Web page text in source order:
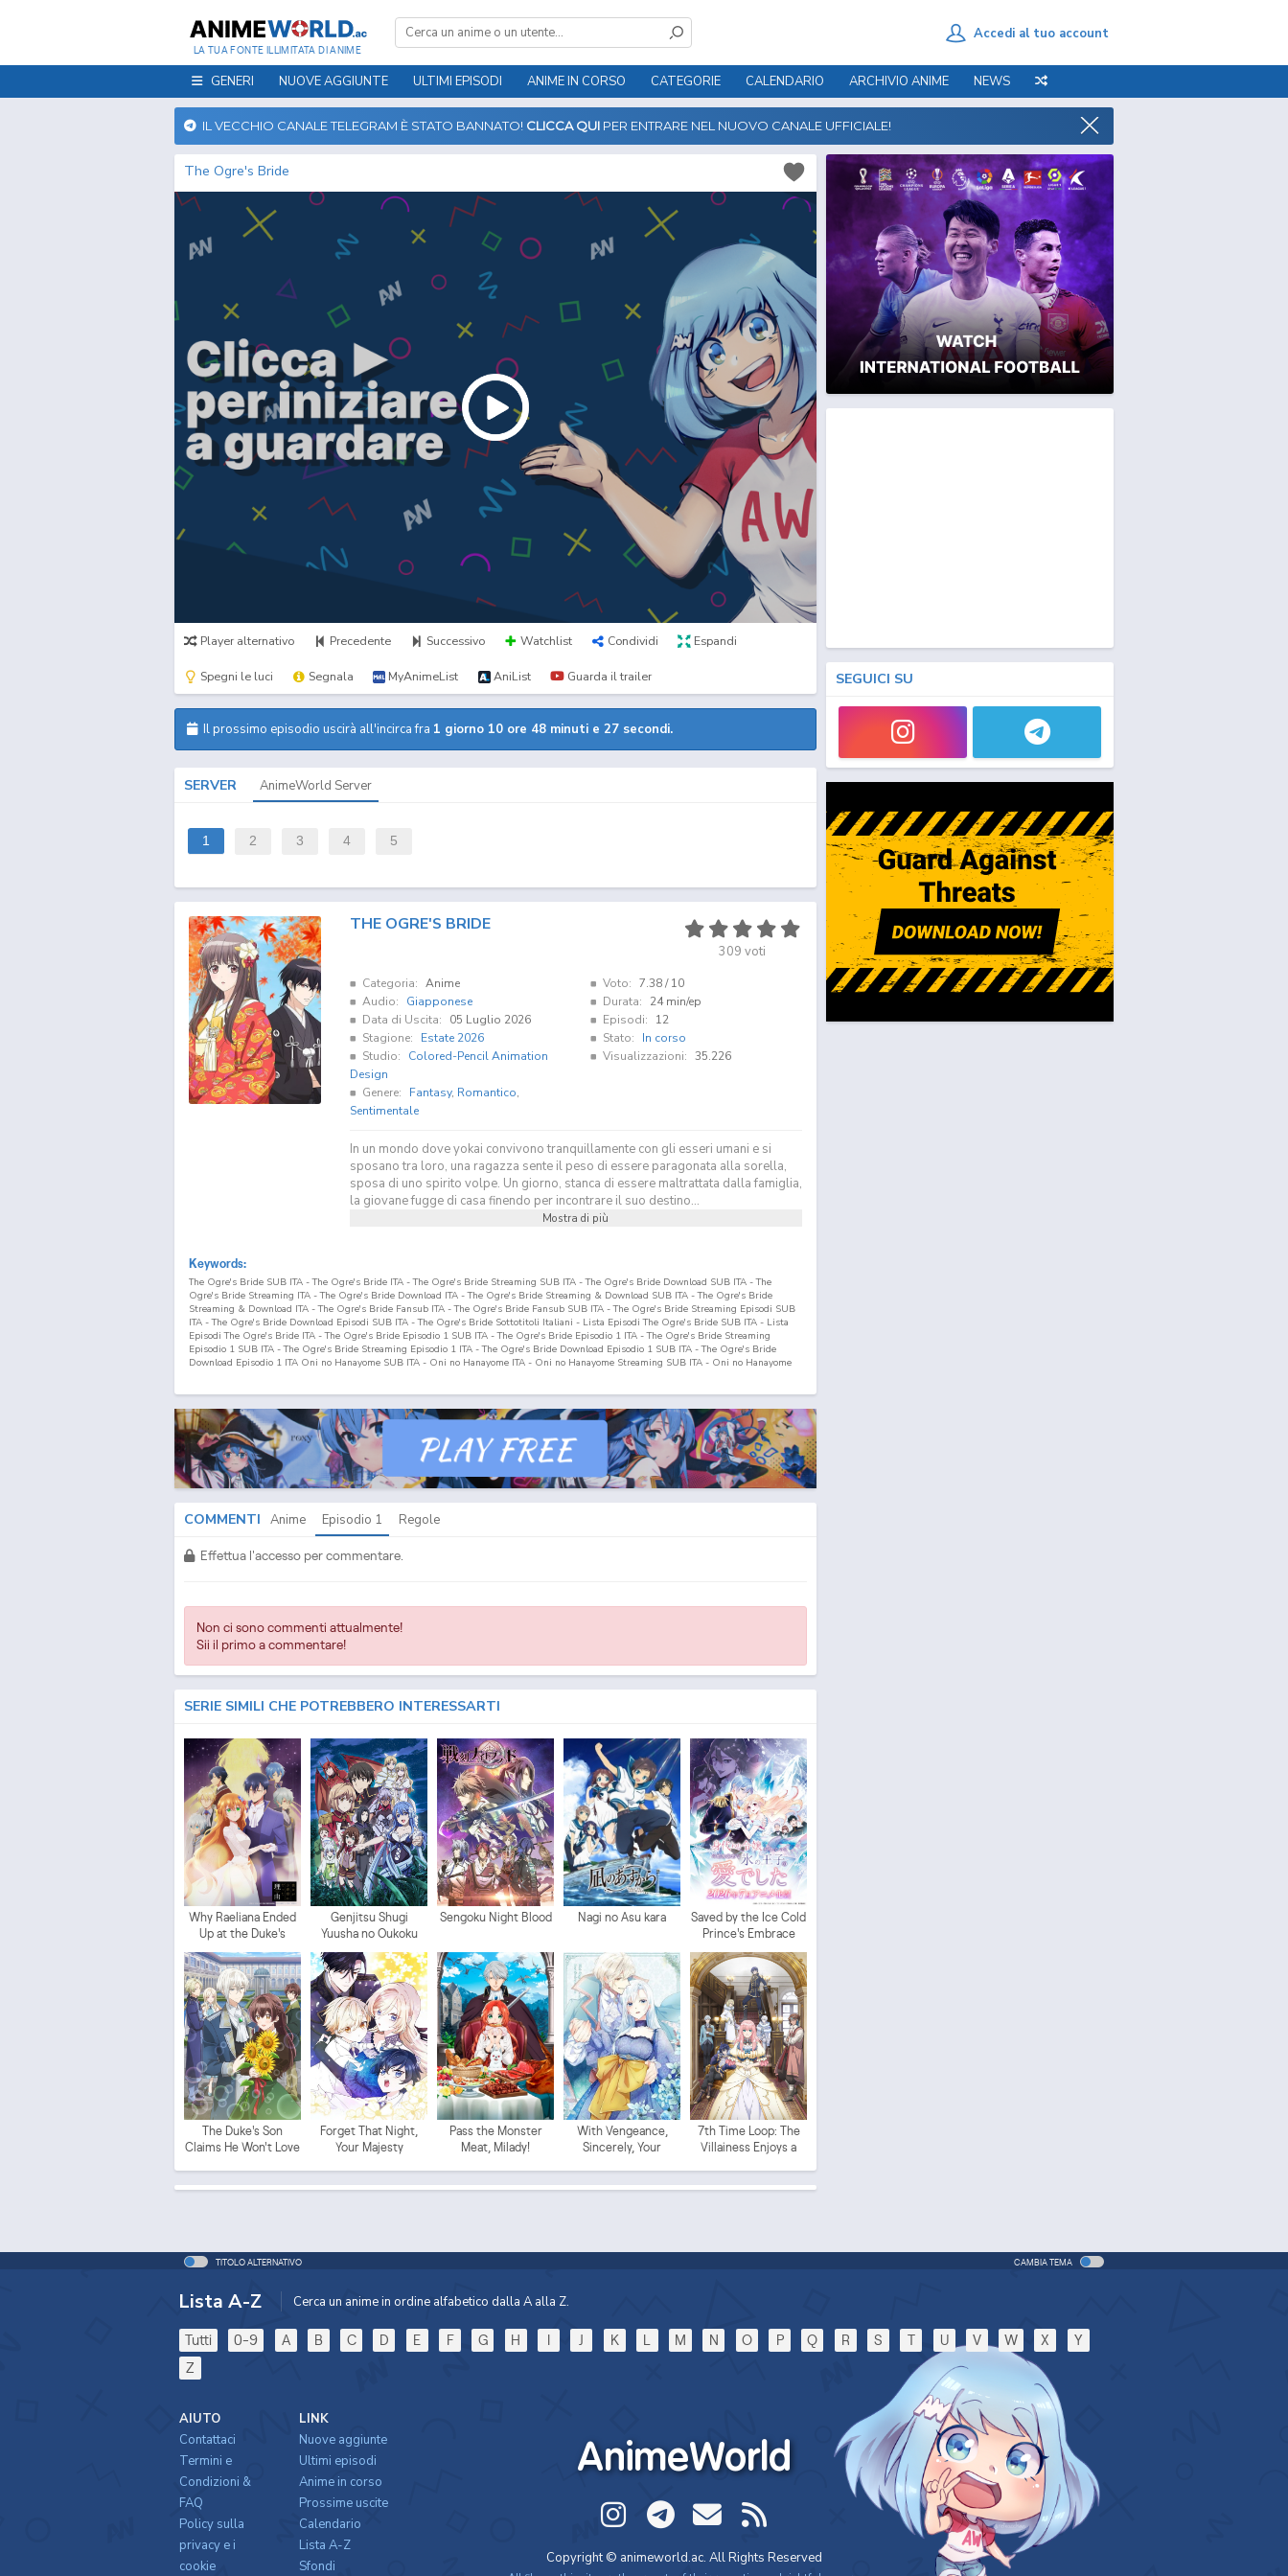
LA TUA FONTE ILLIMITATA DI ANIME
Accedi al tuo account
GENERI NUOVE AGGIUNTE ULTIMI EPISODI ANIME IN CORSO CATEGORIE CALENDARIO ARCHIVIO ANIME NEWS
IL VECCHIO CANALE TELEGRAM È STATO BANNATO! CLICCA QUI PER ENTRARE NEL NUOVO CANALE UFFICIALE!
The Ogre's Bride
Player alternativo Precedente Successivo Watchlist Condividi Espandi
Spegni le luci Segnala MyAnimeList AniList Guarda il trailer
Il prossimo episodio uscirà all'incirca fra 1 giorno 10 ore 48 minuti e 26 secondi.
SERVER AnimeWorld Server
1 2 3 4 5
THE OGRE'S BRIDE
309 voti
Categoria: Anime
Audio:
Giapponese
Data di Uscita:
05 Luglio 2026
Stagione:
Estate 2026
Studio:
Colored-Pencil Animation
Design
Genere:
Fantasy, Romantico,
Sentimentale
Voto: 7.38/ 10
Durata:
24 min/ep
Episodi:
12
Stato:
In corso
Visualizzazioni: 35.226
In un mondo dove yokai convivono tranquillamente con gli esseri umani e si
sposano tra loro, una ragazza sente il peso di essere paragonata alla sorella,
sposa di uno spirito volpe. Un giorno, stanca di essere maltrattata dalla famiglia,
la giovane fugge di casa finendo per incontrare il suo destino...
Mostra di più
Keywords:
The Ogre's Bride SUB ITA - The Ogre's Bride ITA - The Ogre's Bride Streaming SUB ITA - The Ogre's Bride Download SUB ITA - The
Ogre's Bride Streaming ITA - The Ogre's Bride Download ITA - The Ogre's Bride Streaming & Download SUB ITA - The Ogre's Bride
Streaming & Download ITA - The Ogre's Bride Fansub ITA - The Ogre's Bride Fansub SUB ITA - The Ogre's Bride Streaming Episodi SUB
ITA - The Ogre's Bride Download Episodi SUB ITA - The Ogre's Bride Sottotitoli Italiani - Lista Episodi The Ogre's Bride SUB ITA - Lista
Episodi The Ogre's Bride ITA - The Ogre's Bride Episodio 1 SUB ITA - The Ogre's Bride Episodio 1 ITA - The Ogre's Bride Streaming
Episodio 1 SUB ITA - The Ogre's Bride Streaming Episodio 1 ITA - The Ogre's Bride Download Episodio 1 SUB ITA - The Ogre's Bride
Download Episodio 1 ITA Oni no Hanayome SUB ITA - Oni no Hanayome ITA - Oni no Hanayome Streaming SUB ITA - Oni no Hanayome
Episodi Oni no Hanayome SUB ITA - Lista Episodi Oni no Hanayome ITA - Oni no Hanayome Episodio1SUB ITA - Oni no Hanayome
Episodio1ITA - Oni no Hanayome Streaming Episodio SUB ITA - Oni no Hanayome Streaming Episodio1ITA - Oni no Hanayome
Download Episodio1 SUB ITA - Oni no Hanayome Download Episodio 1ITA
COMMENTI Anime Episodio 1 Regole
Effettua l'accesso per commentare.
Non ci sono commenti attualmente!
Sii il primo a commentare!
SERIE SIMILI CHE POTREBBERO INTERESSARTI
Why Raeliana Ended
Up at the Duke's
Mansion
Genjitsu Shugi
Yuusha no Oukoku
Saikenki Part 2
Sengoku Night Blood Nagi no Asu kara
Saved by the Ice Cold
Prince's Embrace
The Duke's Son
Claims He Won't Love
Forget That Night,
Your Majesty
Pass the Monster
Meat, Milady!
With Vengeance,
Sincerely, Your
7th Time Loop: The
Villainess Enjoys a
SEGUICI SU
TITOLO ALTERNATIVO CAMBIA TEMA
Lista A-Z Cerca un anime in ordine alfabetico dalla A alla Z.
Tutti 0-9 A B C D E F G H I J K L M N O P Q R S T U V W X
Y
Z
AnimeWorld
Copyright © animeworld.ac. All Rights Reserved
AIUTO
Contattaci
Termini e
Condizioni &
FAQ
Policy sulla
privacy e i
cookie
LINK
Nuove aggiunte
Ultimi episodi
Anime in corso
Prossime uscite
Calendario
Lista A-Z
Sfondi